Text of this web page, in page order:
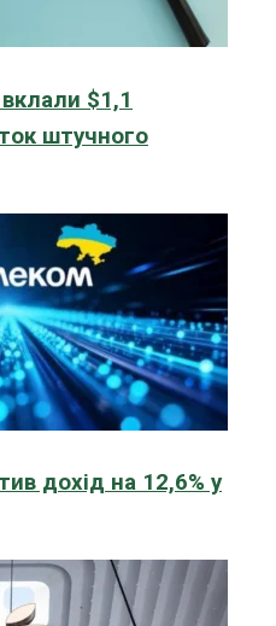
$1,1
штучного
дохід на 12,6% у